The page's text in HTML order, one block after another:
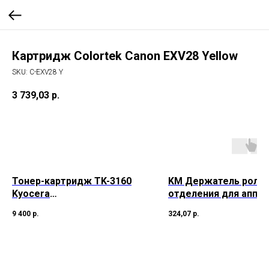
Картридж Colortek Canon EXV28 Yellow
SKU: C-EXV28 Y
3 739,03 р.
Тонер-картридж TK-3160
Kyocera
/P3060DN, 12,5К (O)
9 400 р.
KM Держатель
отделения для
3501i/TASKalfa-
324,07 р.